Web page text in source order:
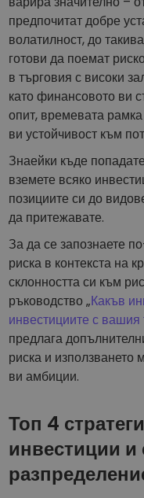
предпочитат добре
волатилност, до
готови да поемат
в търговия с високи
като финансовото ви
опит, времевата
ви устойчивост към
Знаейки къде
вземете всяко
позициите си до
да притежавате.
За да се запознаете
риска в контекста на
склонността си към
ръководство „Какъв
инвестициите с
предлага
риска и използването
ви амбиции.
Топ 4
инвестиции и